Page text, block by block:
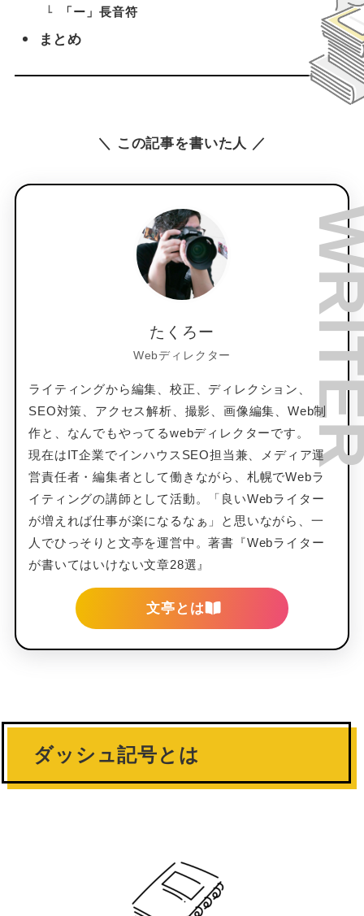
「ー」長音符
まとめ
＼ この記事を書いた人 ／
たくろー
Webディレクター
ライティングから編集、校正、ディレクション、
SEO対策、アクセス解析、撮影、画像編集、Web制
作と、なんでもやってるwebディレクターです。
現在はIT企業でインハウスSEO担当兼、メディア運
営責任者・編集者として働きながら、札幌でWebラ
イティングの講師として活動。「良いWebライター
が増えれば仕事が楽になるなぁ」と思いながら、一
人でひっそりと文亭を運営中。著書『Webライター
が書いてはいけない文章28選』
文亭とは
ダッシュ記号とは